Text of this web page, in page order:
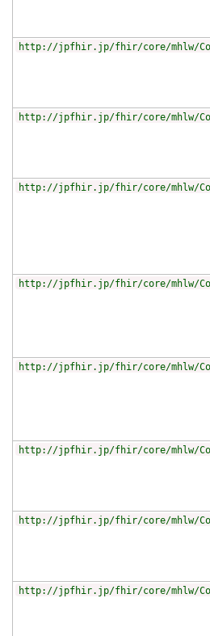
http://jpfhir.jp/fhir/core/mhlw/
http://jpfhir.jp/fhir/core/mhlw/
http://jpfhir.jp/fhir/core/mhlw/
http://jpfhir.jp/fhir/core/mhlw/
http://jpfhir.jp/fhir/core/mhlw/
http://jpfhir.jp/fhir/core/mhlw/
http://jpfhir.jp/fhir/core/mhlw/
http://jpfhir.jp/fhir/core/mhlw/